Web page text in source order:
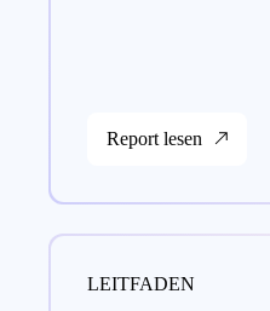
Report lesen
LEITFADEN